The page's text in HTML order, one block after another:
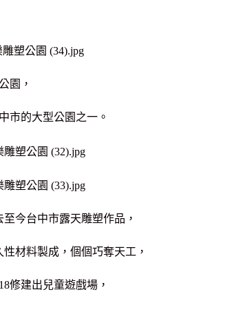
園，
市的大型公園之一。
至今台中市露天雕塑作品，
材料製成，個個巧奪天工，
修建出兒童遊戲場，